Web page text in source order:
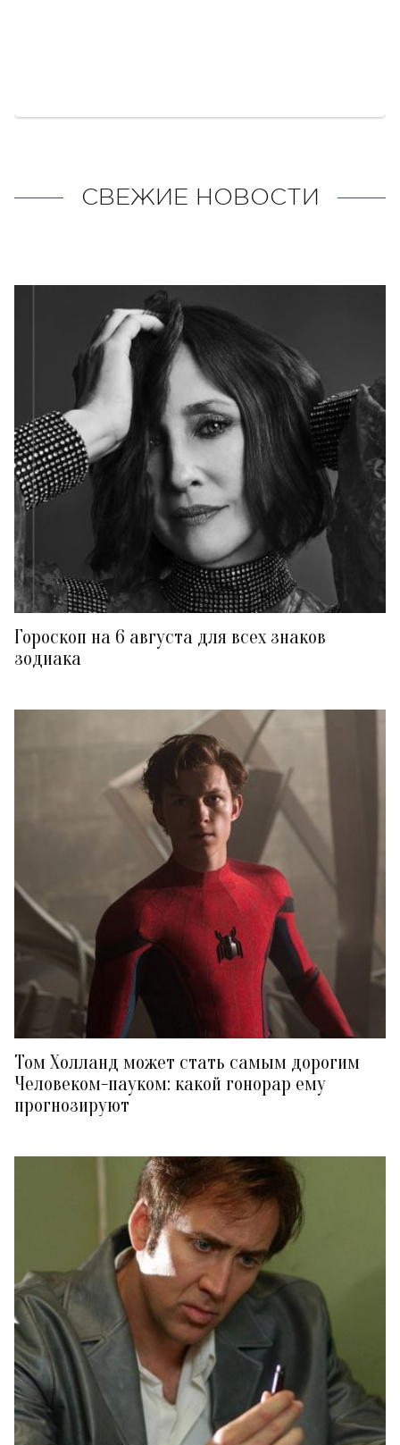
СВЕЖИЕ НОВОСТИ
Гороскоп на 6 августа для всех знаков
зодиака
Том Холланд может стать самым дорогим
Человеком-пауком: какой гонорар ему
прогнозируют